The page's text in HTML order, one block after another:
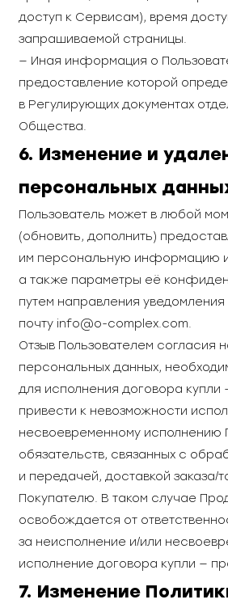
доступ к Сервисам), время
запрашиваемой страницы.
— Иная информация о
предоставление которой
в Регулирующих документах
Общества.
6. Изменение и
персональных
Пользователь может в любой
(обновить, дополнить)
им персональную информацию
а также параметры её
путем направления
почту info@o-complex.com
Отзыв Пользователем согласия
персональных данных,
для исполнения договора
привести к невозможности
несвоевременному исполнению
обязательств, связанных с
и передачей, доставкой заказа/
Покупателю. В таком случае
освобождается от
за неисполнение и/или
исполнение договора купли —
7. Изменение